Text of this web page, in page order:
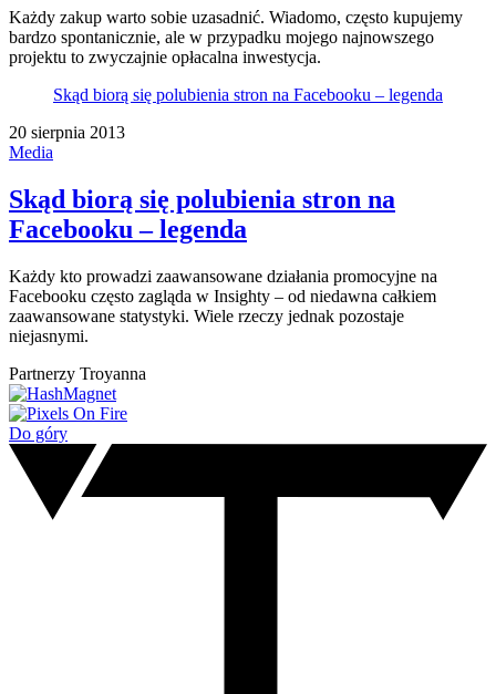
Każdy zakup warto sobie uzasadnić. Wiadomo, często kupujemy
bardzo spontanicznie, ale w przypadku mojego najnowszego
projektu to zwyczajnie opłacalna inwestycja.
Skąd biorą się polubienia stron na Facebooku – legenda
20 sierpnia 2013
Media
Skąd biorą się polubienia stron na
Facebooku – legenda
Każdy kto prowadzi zaawansowane działania promocyjne na
Facebooku często zagląda w Insighty – od niedawna całkiem
zaawansowane statystyki. Wiele rzeczy jednak pozostaje
niejasnymi.
Partnerzy Troyanna
Do góry